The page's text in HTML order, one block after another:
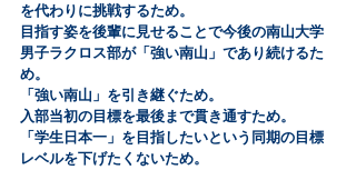
を代わりに挑戦するため。
目指す姿を後輩に見せることで今後の南山大学
男子ラクロス部が「強い南山」であり続けるた
め。
「強い南山」を引き継ぐため。
入部当初の目標を最後まで貫き通すため。
「学生日本一」を目指したいという同期の目標
レベルを下げたくないため。